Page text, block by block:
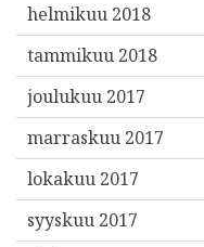
helmikuu 2018
tammikuu 2018
joulukuu 2017
marraskuu 2017
lokakuu 2017
syyskuu 2017